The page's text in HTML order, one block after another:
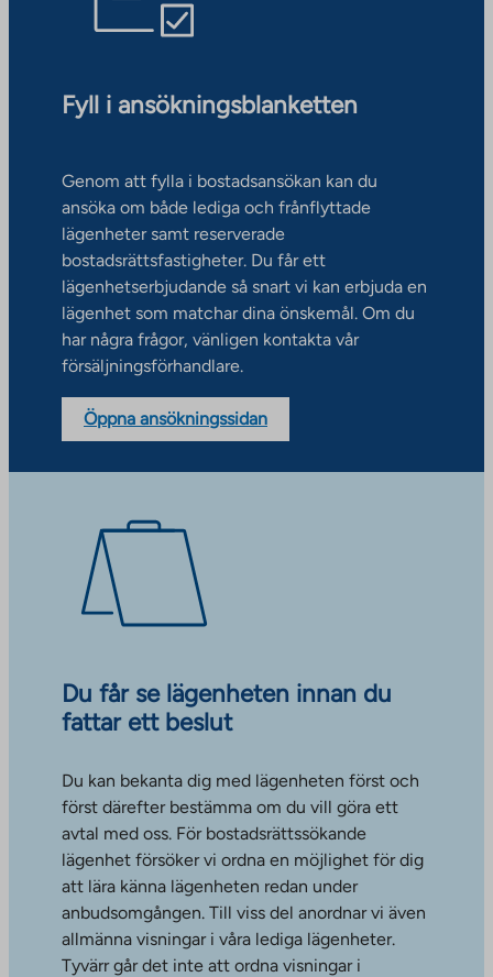
Fyll i ansökningsblanketten
Genom att fylla i bostadsansökan kan du
ansöka om både lediga och frånflyttade
lägenheter samt reserverade
bostadsrättsfastigheter. Du får ett
lägenhetserbjudande så snart vi kan erbjuda en
lägenhet som matchar dina önskemål. Om du
har några frågor, vänligen kontakta vår
försäljningsförhandlare.
Öppna ansökningssidan
Du får se lägenheten innan du
fattar ett beslut
Du kan bekanta dig med lägenheten först och
först därefter bestämma om du vill göra ett
avtal med oss. För bostadsrättssökande
lägenhet försöker vi ordna en möjlighet för dig
att lära känna lägenheten redan under
anbudsomgången. Till viss del anordnar vi även
allmänna visningar i våra lediga lägenheter.
Tyvärr går det inte att ordna visningar i